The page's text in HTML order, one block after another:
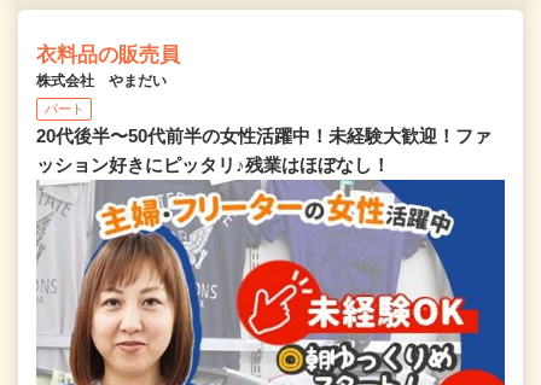
衣料品の販売員
株式会社 やまだい
パート
20代後半〜50代前半の女性活躍中！未経験大歓迎！ファ
ッション好きにピッタリ♪残業はほぼなし！